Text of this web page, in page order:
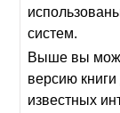
систем.
Выше вы
версию
известных